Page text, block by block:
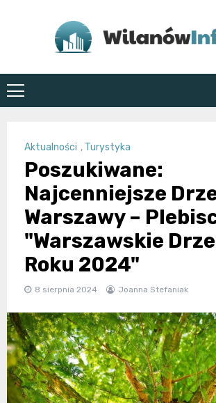
Aktualności , Turystyka
Poszukiwane:
Najcenniejsze
Warszawy –
"Warszawskie
Roku 2024"
8 sierpnia 2024 Joanna Stefaniak